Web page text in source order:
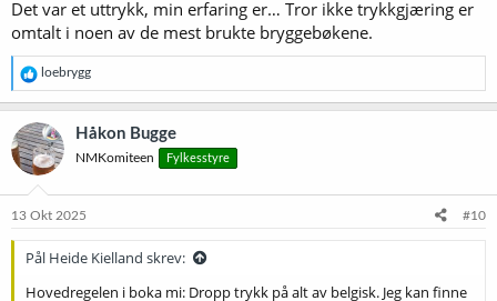
Det var et uttrykk, min erfaring er… Tror ikke trykkgjæring er
omtalt i noen av de mest brukte bryggebøkene.
R
e
a
k
s
j
o
e
loebrygg
Håkon Bugge
NMKomiteen Fylkesstyre
13 Okt 2025 #10
Pål Heide Kielland skrev:
Hovedregelen i boka mi: Dropp trykk på alt av belgisk. Jeg kan finne